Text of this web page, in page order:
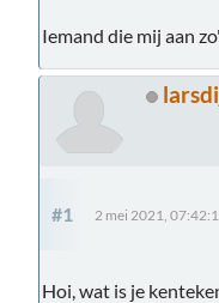
Iemand die mij aan
#1 2 mei 2021,
Hoi, wat is je